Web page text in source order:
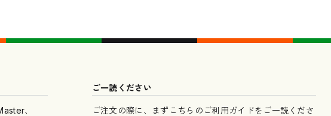
、
ご一読ください
ご注文の際に、まずこちらのご利用ガイドをご一読くださ